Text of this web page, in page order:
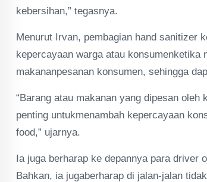
kebersihan,” tegasnya.
Menurut Irvan, pembagian hand sanitizer
kepercayaan warga atau konsumenketika
makananpesanan konsumen, sehingga
“Barang atau makanan yang dipesan
penting untukmenambah kepercayaan
food,” ujarnya.
Ia juga berharap ke depannya para driver
Bahkan, ia jugaberharap di jalan-jalan